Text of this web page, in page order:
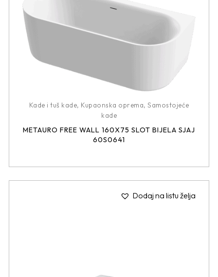
Kade i tuš kade, Kupaonska oprema, Samostojeće
kade
METAURO FREE WALL 160X75 SLOT BIJELA SJAJ
60S0641
Dodaj na listu želja